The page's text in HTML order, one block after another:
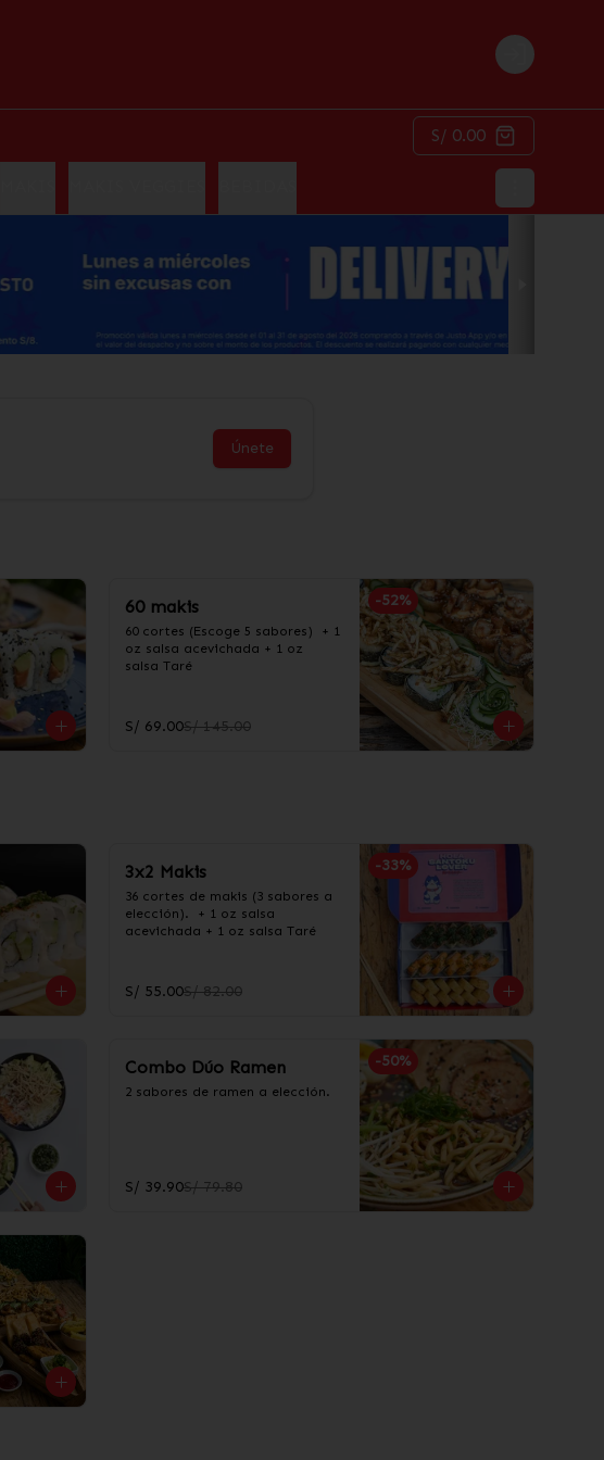
Login
S/ 0.00
Únete
-52%
60 makis
60 cortes (Escoge 5 sabores)  + 1
oz salsa acevichada + 1 oz
salsa Taré
S/ 69.00S/ 145.00
-33%
3x2 Makis
36 cortes de makis (3 sabores a
elección).  + 1 oz salsa
acevichada + 1 oz salsa Taré
S/ 55.00S/ 82.00
-50%
Combo Dúo Ramen
2 sabores de ramen a elección.
S/ 39.90S/ 79.80